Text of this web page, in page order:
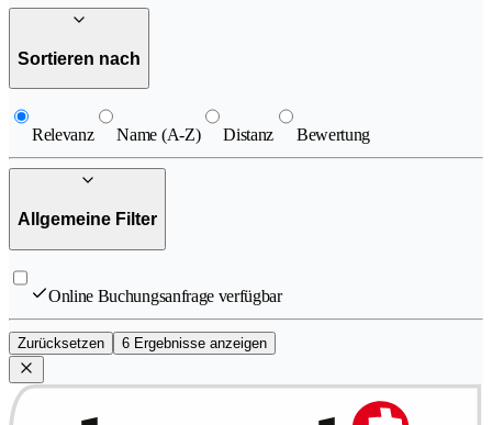
Sortieren nach
Relevanz Name (A-Z) Distanz Bewertung
Allgemeine Filter
Online Buchungsanfrage verfügbar
Zurücksetzen 6 Ergebnisse anzeigen